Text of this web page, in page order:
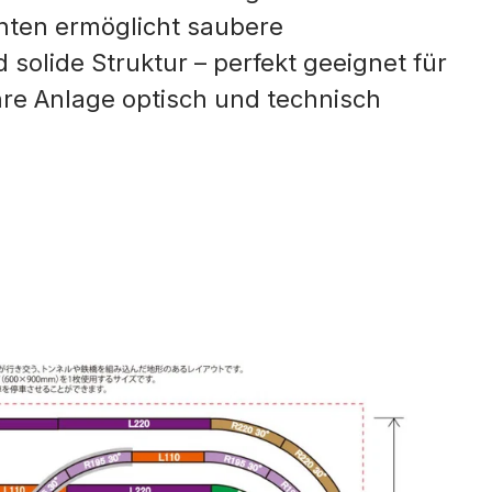
ermöglicht saubere
solide Struktur – perfekt geeignet für
Anlage optisch und technisch